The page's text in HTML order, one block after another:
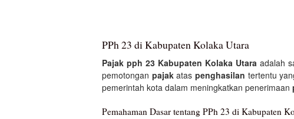
PPh 23 di Kabupaten Kolaka Utara
Pajak pph 23 Kabupaten Kolaka Utara adalah
pemotongan pajakatas penghasilan tertentu
pemerintah kota dalam meningkatkan penerimaan
Pemahaman Dasar tentang PPh 23 di Kabupaten